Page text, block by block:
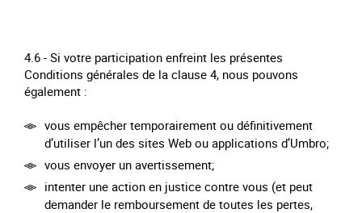
4.6 - Si votre participation enfreint les présentes
Conditions générales de la clause 4, nous pouvons
également :
vous empêcher temporairement ou définitivement
d’utiliser l’un des sites Web ou applications d’Umbro;
vous envoyer un avertissement;
intenter une action en justice contre vous (et peut
demander le remboursement de toutes les pertes,